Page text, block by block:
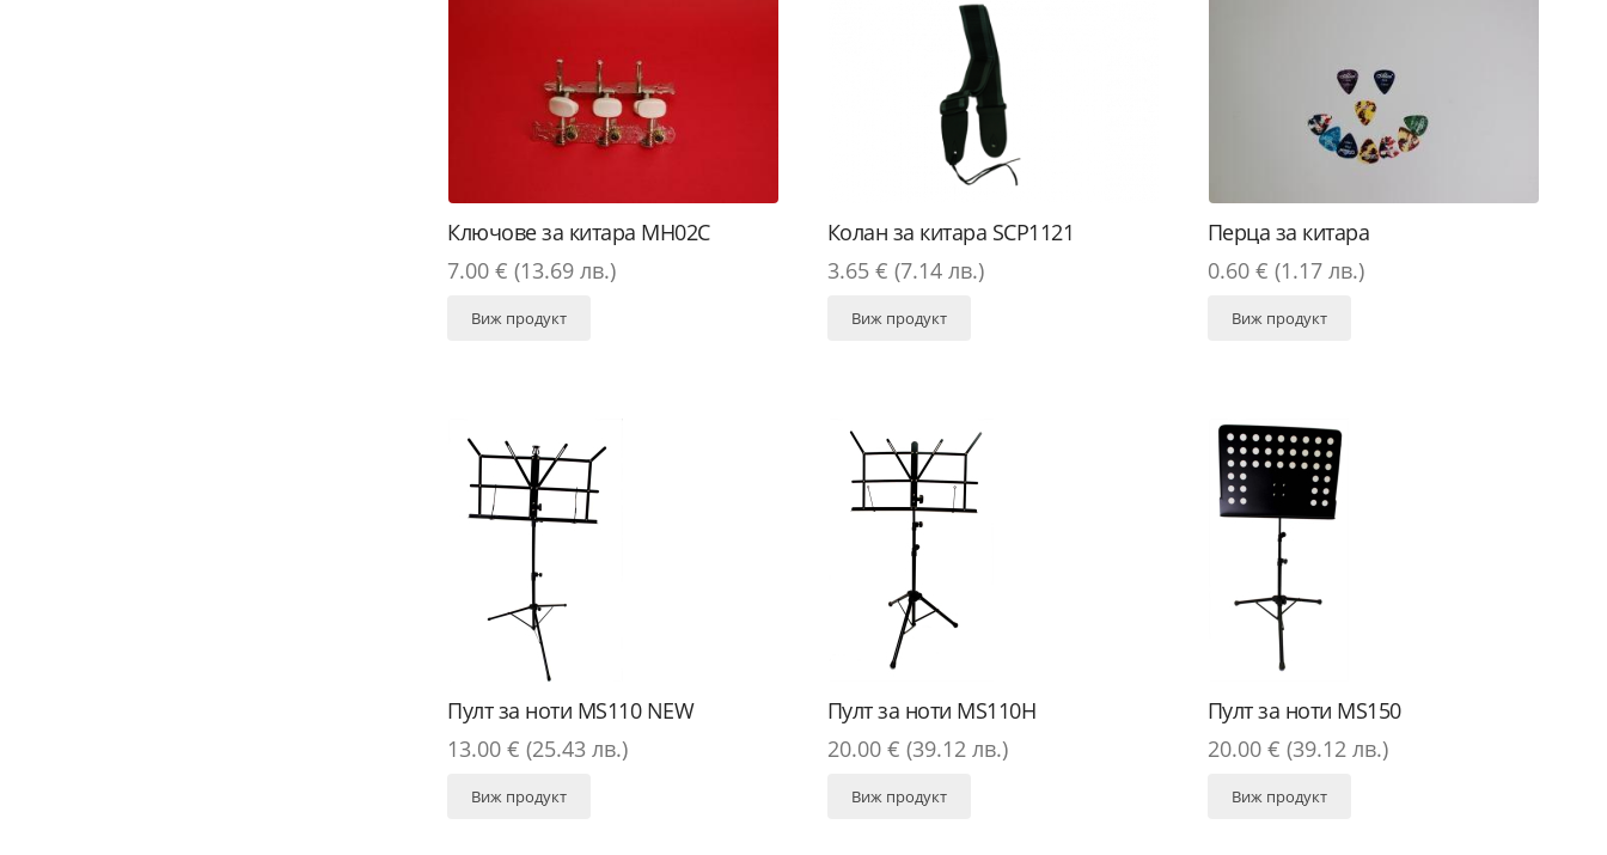
Ключове за китара MH02C
7.00 € (13.69 лв.)
Виж продукт
Колан за китара SCP1121
3.65 € (7.14 лв.)
Виж продукт
Перца за китара
0.60 € (1.17 лв.)
Виж продукт
Пулт за ноти MS110 NEW
13.00 € (25.43 лв.)
Виж продукт
Пулт за ноти MS110H
20.00 € (39.12 лв.)
Виж продукт
Пулт за ноти MS150
20.00 € (39.12 лв.)
Виж продукт